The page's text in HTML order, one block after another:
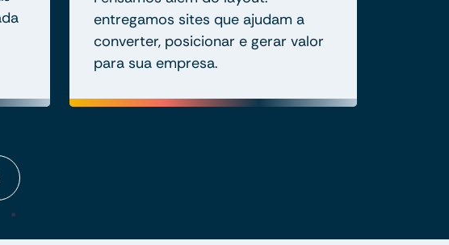
entregamos sites que ajudam a
converter, posicionar e gerar valor
para sua empresa.